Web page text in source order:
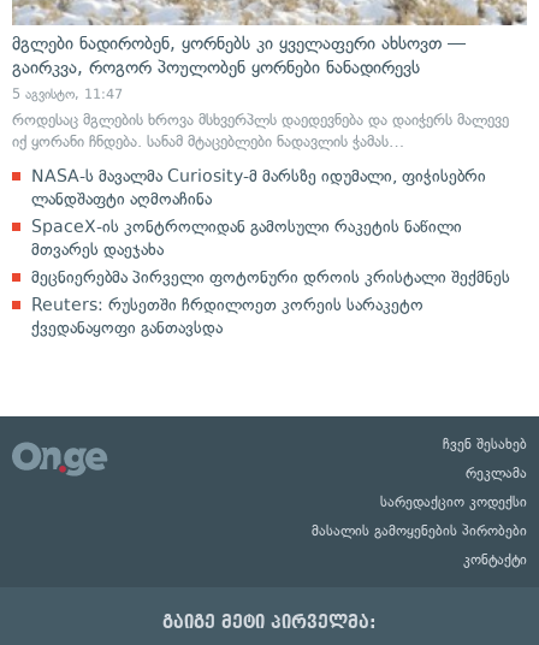
მგლები ნადირობენ, ყორნებს კი ყველაფერი ახსოვთ —
გაირკვა, როგორ პოულობენ ყორნები ნანადირევს
5 აგვისტო, 11:47
როდესაც მგლების ხროვა მსხვერპლს დაედევნება და დაიჭერს მალევე
იქ ყორანი ჩნდება. სანამ მტაცებლები ნადავლის ჭამას…
NASA-ს მავალმა Curiosity-მ მარსზე იდუმალი, ფიჭისებრი
ლანდშაფტი აღმოაჩინა
SpaceX-ის კონტროლიდან გამოსული რაკეტის ნაწილი
მთვარეს დაეჯახა
მეცნიერებმა პირველი ფოტონური დროის კრისტალი შექმნეს
Reuters: რუსეთში ჩრდილოეთ კორეის სარაკეტო
ქვედანაყოფი განთავსდა
ჩვენ შესახებ
რეკლამა
სარედაქციო კოდექსი
მასალის გამოყენების პირობები
კონტაქტი
გაიგე მეტი პირველმა: